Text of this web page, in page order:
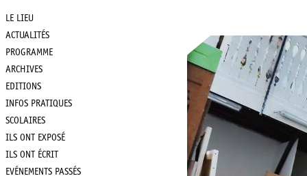
Main
navigation
LE LIEU
ACTUALITÉS
PROGRAMME
ARCHIVES
EDITIONS
INFOS PRATIQUES
SCOLAIRES
ILS ONT EXPOSÉ
ILS ONT ÉCRIT
EVÉNEMENTS PASSÉS